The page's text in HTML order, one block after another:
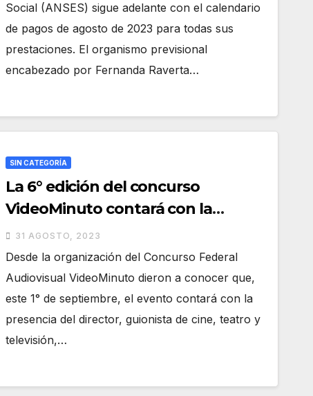
Social (ANSES) sigue adelante con el calendario
de pagos de agosto de 2023 para todas sus
prestaciones. El organismo previsional
encabezado por Fernanda Raverta…
SIN CATEGORÍA
La 6° edición del concurso
VideoMinuto contará con la
presencia de un reconocido
director y guionista
31 AGOSTO, 2023
Desde la organización del Concurso Federal
Audiovisual VideoMinuto dieron a conocer que,
este 1° de septiembre, el evento contará con la
presencia del director, guionista de cine, teatro y
televisión,…